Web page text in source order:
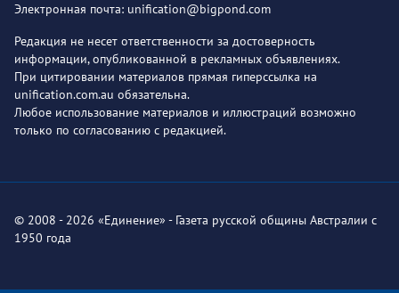
Электронная почта: unification@bigpond.com
Редакция не несет ответственности за достоверность
информации, опубликованной в рекламных объявлениях.
При цитировании материалов прямая гиперссылка на
unification.com.au обязательна.
Любое использование материалов и иллюстраций возможно
только по согласованию с редакцией.
© 2008 - 2026 «Единение» - Газета русской общины Австралии с
1950 года